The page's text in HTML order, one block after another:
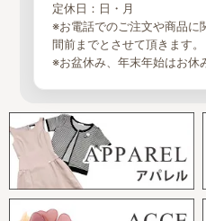
定休日：日・月
※お電話でのご注文や商品に
間前までとさせて頂きます。
※お盆休み、年末年始はお休